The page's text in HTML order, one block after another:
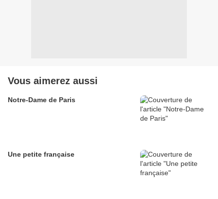
Vous aimerez aussi
Notre-Dame de Paris
Une petite française